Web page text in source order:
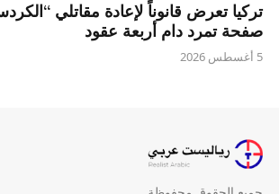
تركيا تعرض قانوناً لإعادة مقاتلي
صفحة تمرد دام أربعة عقود
5 أغسطس 2026